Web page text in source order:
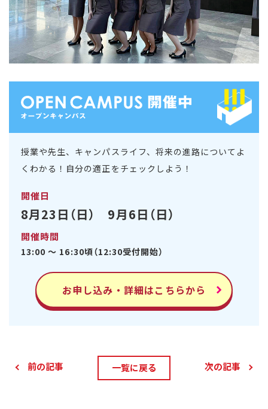
授業や先生、キャンパスライフ、将来の進路についてよ
くわかる！自分の適正をチェックしよう！
開催日
8月23日（日） 9月6日（日）
開催時間
13:00 ～ 16:30頃（12:30受付開始）
お申し込み・詳細はこちらから
前の記事 一覧に戻る 次の記事